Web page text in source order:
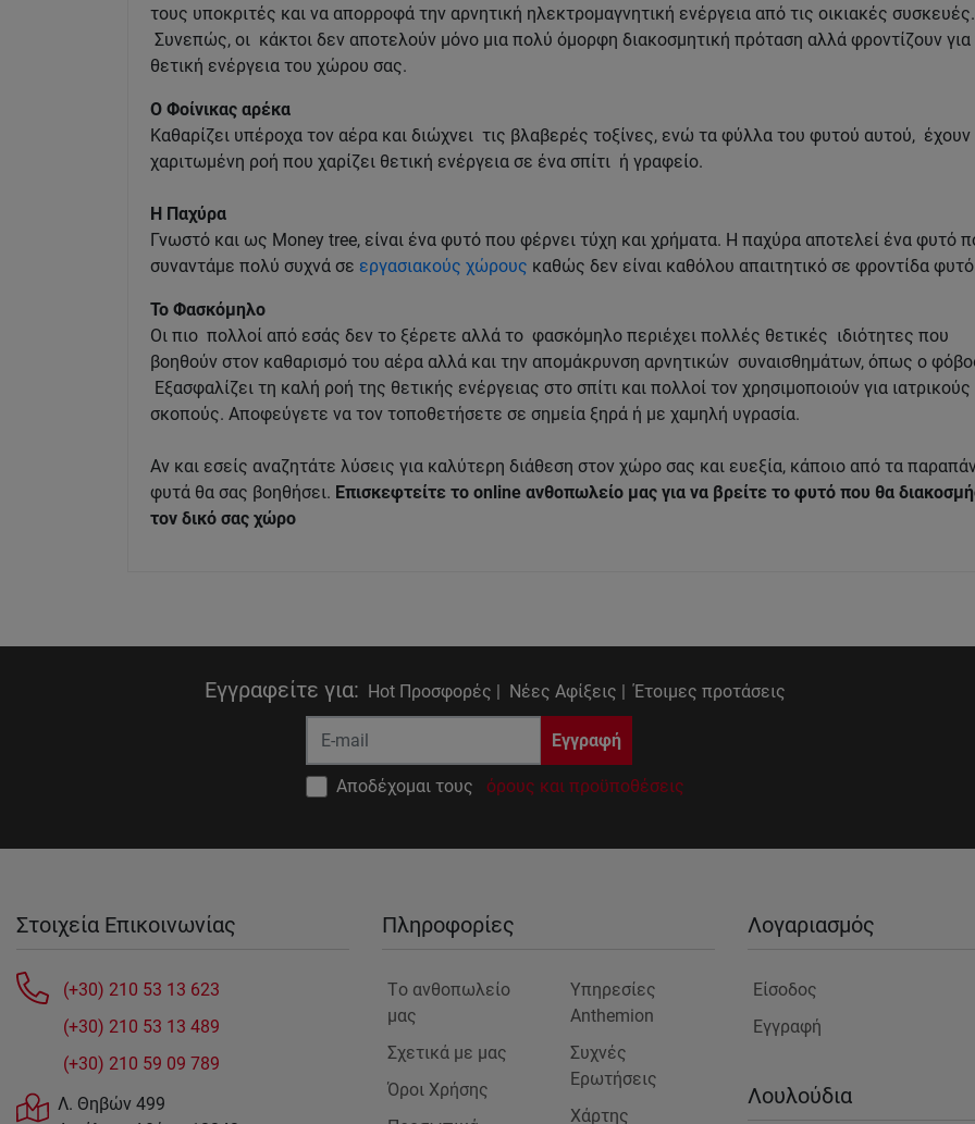
τους υποκριτές και να απορροφά την αρνητική ηλεκτρομαγνητική ενέργεια από τις οικιακές συσκευές.
Συνεπώς, οι κάκτοι δεν αποτελούν μόνο μια πολύ όμορφη διακοσμητική πρόταση αλλά φροντίζουν για
θετική ενέργεια του χώρου σας.
Ο Φοίνικας αρέκα
Καθαρίζει υπέροχα τον αέρα και διώχνει τις βλαβερές τοξίνες, ενώ τα φύλλα του φυτού αυτού, έχουν
χαριτωμένη ροή που χαρίζει θετική ενέργεια σε ένα σπίτι ή γραφείο.
Η Παχύρα
Γνωστό και ως Money tree, είναι ένα φυτό που φέρνει τύχη και χρήματα. Η παχύρα αποτελεί ένα φυτό
συναντάμε πολύ συχνά σε εργασιακούς χώρους καθώς δεν είναι καθόλου απαιτητικό σε φροντίδα φυτό
Το Φασκόμηλο
Οι πιο πολλοί από εσάς δεν το ξέρετε αλλά το φασκόμηλο περιέχει πολλές θετικές ιδιότητες που
βοηθούν στον καθαρισμό του αέρα αλλά και την απομάκρυνση αρνητικών συναισθημάτων, όπως ο
Εξασφαλίζει τη καλή ροή της θετικής ενέργειας στο σπίτι και πολλοί τον χρησιμοποιούν για ιατρικούς
σκοπούς. Αποφεύγετε να τον τοποθετήσετε σε σημεία ξηρά ή με χαμηλή υγρασία.
Αν και εσείς αναζητάτε λύσεις για καλύτερη διάθεση στον χώρο σας και ευεξία, κάποιο από τα
φυτά θα σας βοηθήσει. Επισκεφτείτε το online ανθοπωλείο μας για να βρείτε το φυτό που θα
τον δικό σας χώρο
Εγγραφείτε για: Hot Προσφορές | Νέες Αφίξεις | Έτοιμες προτάσεις
Εγγραφή
Αποδέχομαι τους όρους και προϋποθέσεις
Στοιχεία Επικοινωνίας
(+30) 210 53 13 623
(+30) 210 53 13 489
(+30) 210 59 09 789
Λ. Θηβών 499
Πληροφορίες
Tο ανθοπωλείο
μας
Σχετικά με μας
Όροι Χρήσης
Υπηρεσίες
Anthemion
Συχνές
Ερωτήσεις
Χάρτης
Λογαριασμός
Είσοδος
Εγγραφή
Λουλούδια